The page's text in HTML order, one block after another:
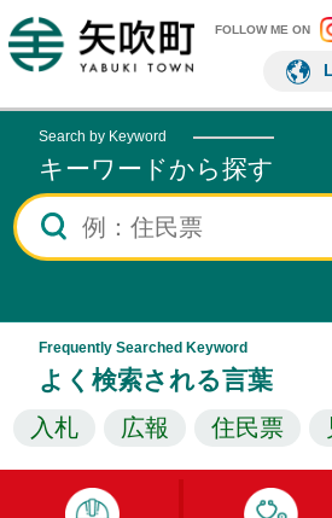
矢吹町ホー
FOLLOW ME ON
Search by Keyword
キーワードから探す
Frequently Searched Keyword
よく検索される言葉
入札 広報 住民票